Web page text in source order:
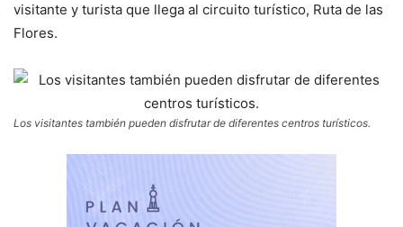
visitante y turista que llega al circuito turístico, Ruta de las
Flores.
Los visitantes también pueden disfrutar de diferentes centros turísticos.